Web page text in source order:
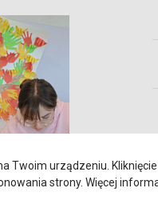
Twoim urządzeniu. Kliknięcie
strony. Więcej